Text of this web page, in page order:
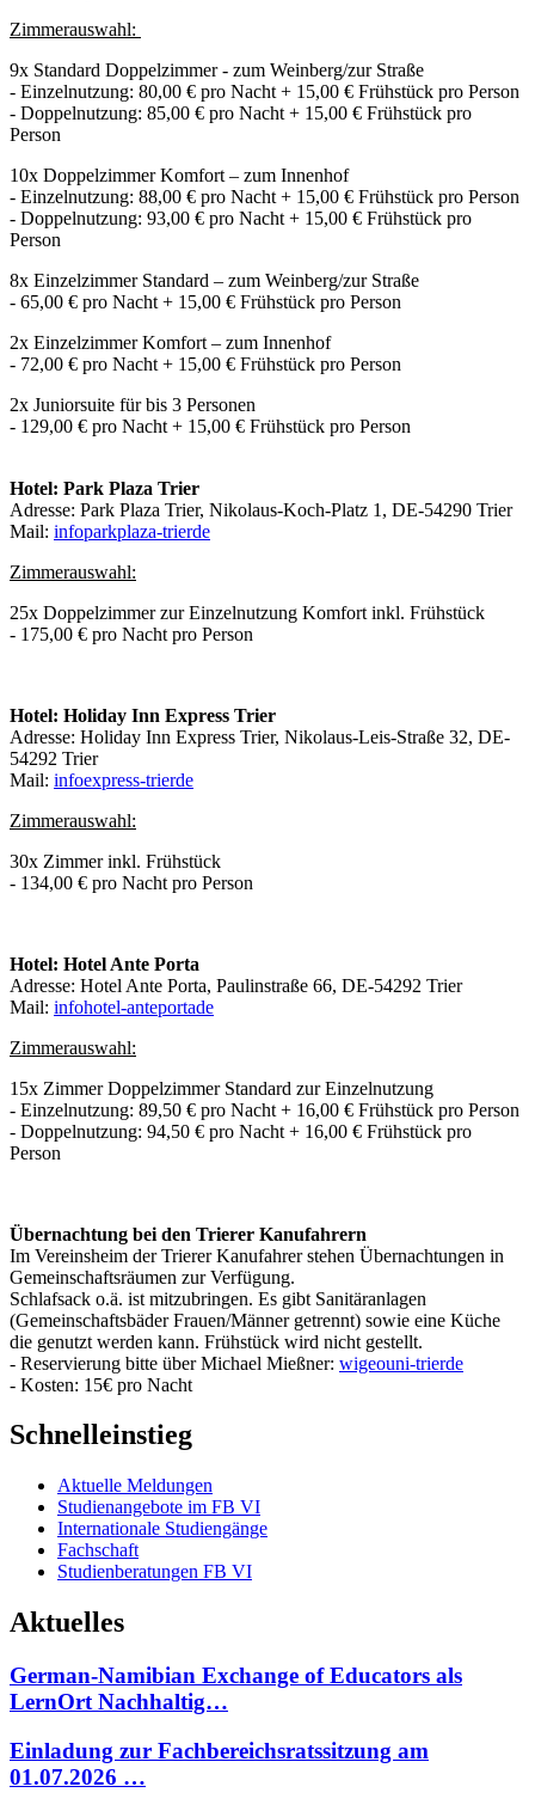
Zimmerauswahl:
9x Standard Doppelzimmer - zum Weinberg/zur Straße
- Einzelnutzung: 80,00 € pro Nacht + 15,00 € Frühstück pro Person
- Doppelnutzung: 85,00 € pro Nacht + 15,00 € Frühstück pro
Person
10x Doppelzimmer Komfort – zum Innenhof
- Einzelnutzung: 88,00 € pro Nacht + 15,00 € Frühstück pro Person
- Doppelnutzung: 93,00 € pro Nacht + 15,00 € Frühstück pro
Person
8x Einzelzimmer Standard – zum Weinberg/zur Straße
- 65,00 € pro Nacht + 15,00 € Frühstück pro Person
2x Einzelzimmer Komfort – zum Innenhof
- 72,00 € pro Nacht + 15,00 € Frühstück pro Person
2x Juniorsuite für bis 3 Personen
- 129,00 € pro Nacht + 15,00 € Frühstück pro Person
Hotel: Park Plaza Trier
Adresse: Park Plaza Trier, Nikolaus-Koch-Platz 1, DE-54290 Trier
Mail: infoparkplaza-trierde
Zimmerauswahl:
25x Doppelzimmer zur Einzelnutzung Komfort inkl. Frühstück
- 175,00 € pro Nacht pro Person
Hotel: Holiday Inn Express Trier
Adresse: Holiday Inn Express Trier, Nikolaus-Leis-Straße 32, DE-
54292 Trier
Mail: infoexpress-trierde
Zimmerauswahl:
30x Zimmer inkl. Frühstück
- 134,00 € pro Nacht pro Person
Hotel: Hotel Ante Porta
Adresse: Hotel Ante Porta, Paulinstraße 66, DE-54292 Trier
Mail: infohotel-anteportade
Zimmerauswahl:
15x Zimmer Doppelzimmer Standard zur Einzelnutzung
- Einzelnutzung: 89,50 € pro Nacht + 16,00 € Frühstück pro Person
- Doppelnutzung: 94,50 € pro Nacht + 16,00 € Frühstück pro
Person
Übernachtung bei den Trierer Kanufahrern
Im Vereinsheim der Trierer Kanufahrer stehen Übernachtungen in
Gemeinschaftsräumen zur Verfügung.
Schlafsack o.ä. ist mitzubringen. Es gibt Sanitäranlagen
(Gemeinschaftsbäder Frauen/Männer getrennt) sowie eine Küche
die genutzt werden kann. Frühstück wird nicht gestellt.
- Reservierung bitte über Michael Mießner: wigeouni-trierde
- Kosten: 15€ pro Nacht
Schnelleinstieg
Aktuelle Meldungen
Studienangebote im FB VI
Internationale Studiengänge
Fachschaft
Studienberatungen FB VI
Aktuelles
German-Namibian Exchange of Educators als
LernOrt Nachhaltig…
Einladung zur Fachbereichsratssitzung am
01.07.2026 …